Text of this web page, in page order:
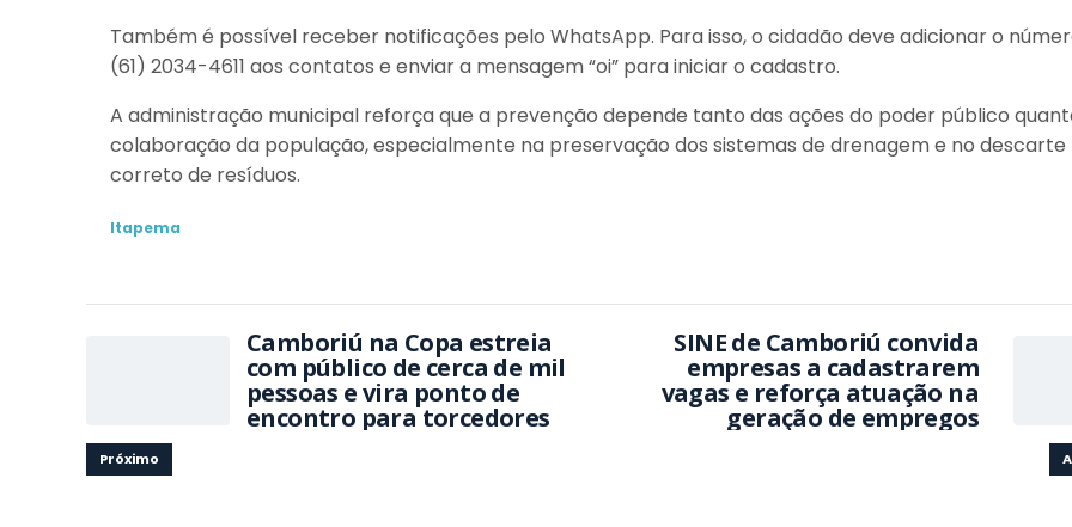
Também é possível receber notificações pelo WhatsApp. Para isso, o cidadão deve adicionar o
(61) 2034-4611 aos contatos e enviar a mensagem “oi” para iniciar o cadastro.
A administração municipal reforça que a prevenção depende tanto das ações do poder público
colaboração da população, especialmente na preservação dos sistemas de drenagem e no descarte
correto de resíduos.
Itapema
Camboriú na Copa estreia
com público de cerca de mil
pessoas e vira ponto de
encontro para torcedores
Próximo
SINE de Camboriú convida
empresas a cadastrarem
vagas e reforça atuação na
geração de empregos